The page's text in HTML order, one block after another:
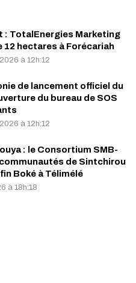
: TotalEnergies Marketing
12 hectares à Forécariah
à 12h:12
de lancement officiel du
du bureau de SOS
à 12h:12
: le Consortium SMB-
de Sintchirou
Boké à Télimélé
à 18h:18